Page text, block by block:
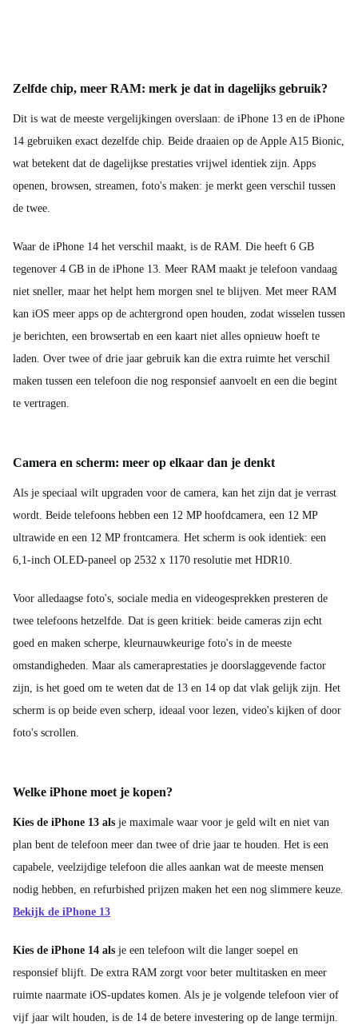
Zelfde chip, meer RAM: merk je dat in dagelijks gebruik?
Dit is wat de meeste vergelijkingen overslaan: de iPhone 13 en de iPhone
14 gebruiken exact dezelfde chip. Beide draaien op de Apple A15 Bionic,
wat betekent dat de dagelijkse prestaties vrijwel identiek zijn. Apps
openen, browsen, streamen, foto's maken: je merkt geen verschil tussen
de twee.
Waar de iPhone 14 het verschil maakt, is de RAM. Die heeft 6 GB
tegenover 4 GB in de iPhone 13. Meer RAM maakt je telefoon vandaag
niet sneller, maar het helpt hem morgen snel te blijven. Met meer RAM
kan iOS meer apps op de achtergrond open houden, zodat wisselen tussen
je berichten, een browsertab en een kaart niet alles opnieuw hoeft te
laden. Over twee of drie jaar gebruik kan die extra ruimte het verschil
maken tussen een telefoon die nog responsief aanvoelt en een die begint
te vertragen.
Camera en scherm: meer op elkaar dan je denkt
Als je speciaal wilt upgraden voor de camera, kan het zijn dat je verrast
wordt. Beide telefoons hebben een 12 MP hoofdcamera, een 12 MP
ultrawide en een 12 MP frontcamera. Het scherm is ook identiek: een
6,1-inch OLED-paneel op 2532 x 1170 resolutie met HDR10.
Voor alledaagse foto's, sociale media en videogesprekken presteren de
twee telefoons hetzelfde. Dat is geen kritiek: beide cameras zijn echt
goed en maken scherpe, kleurnauwkeurige foto's in de meeste
omstandigheden. Maar als cameraprestaties je doorslaggevende factor
zijn, is het goed om te weten dat de 13 en 14 op dat vlak gelijk zijn. Het
scherm is op beide even scherp, ideaal voor lezen, video's kijken of door
foto's scrollen.
Welke iPhone moet je kopen?
Kies de iPhone 13 als je maximale waar voor je geld wilt en niet van
plan bent de telefoon meer dan twee of drie jaar te houden. Het is een
capabele, veelzijdige telefoon die alles aankan wat de meeste mensen
nodig hebben, en refurbished prijzen maken het een nog slimmere keuze.
Bekijk de iPhone 13
Kies de iPhone 14 als je een telefoon wilt die langer soepel en
responsief blijft. De extra RAM zorgt voor beter multitasken en meer
ruimte naarmate iOS-updates komen. Als je je volgende telefoon vier of
vijf jaar wilt houden, is de 14 de betere investering op de lange termijn.